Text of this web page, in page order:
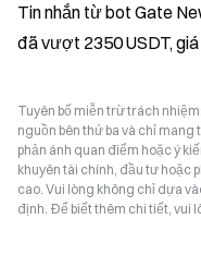
Tin nhắn từ bot Gate
đã vượt 2350 USDT,
Tuyên bố miễn trừ trách
nguồn bên thứ ba và chỉ
phản ánh quan điểm hoặc ý
khuyên tài chính, đầu tư hoặc
cao. Vui lòng không chỉ dựa
định. Để biết thêm chi tiết, vui